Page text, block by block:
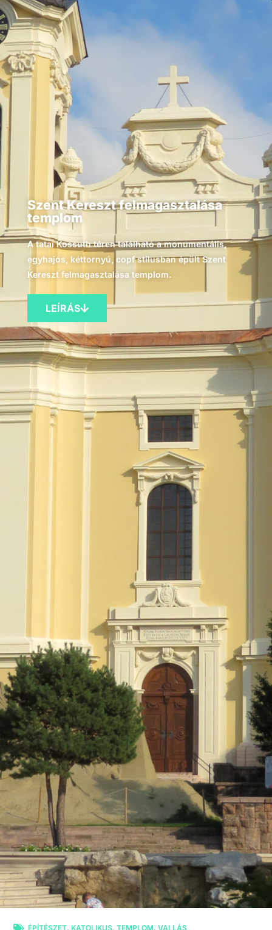
Szent Kereszt felmagasztalása
templom
A tatai Kossuth téren található a monumentális,
egyhajós, kéttornyú, copf stílusban épült Szent
Kereszt felmagasztalása templom.
LEÍRÁS
ÉPÍTÉSZET,KATOLIKUS,TEMPLOM,VALLÁS